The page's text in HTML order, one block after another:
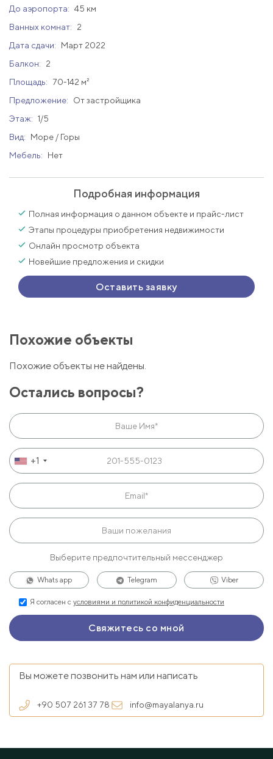
До аэропорта: 45 км
Ванных комнат:
2
Дата сдачи:
Март 2022
Балкон:
2
Площадь:
70-142 м²
Предложение:
От застройщика
Этаж: 1/5
Вид:
Море / Горы
Мебель:
Нет
Подробная информация
Полная информация о данном объекте и прайс-лист
Этапы процедуры приобретения недвижимости
Онлайн просмотр объекта
Новейшие предложения и скидки
Оставить заявку
Похожие объекты
Похожие объекты не найдены.
Остались вопросы?
+1
Выберите предпочтительный мессенджер
Whats app Telegram Viber
Я согласен с условиями и политикой конфиденциальности
Вы можете позвонить нам или написать
+90 507 261 37 78 info@mayalanya.ru